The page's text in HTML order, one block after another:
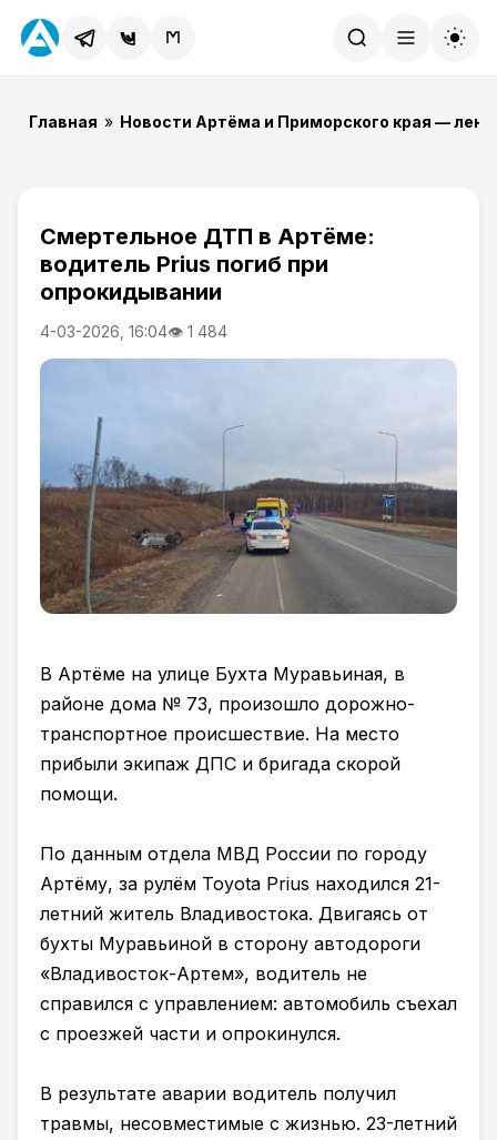
Главная » Новости Артёма и Приморского края —
Смертельное ДТП в Артёме:
водитель Prius погиб при
опрокидывании
4-03-2026, 16:04👁 1 484
В Артёме на улице Бухта Муравьиная, в
районе дома № 73, произошло дорожно-
транспортное происшествие. На место
прибыли экипаж ДПС и бригада скорой
помощи.
По данным отдела МВД России по городу
Артёму, за рулём Toyota Prius находился 21-
летний житель Владивостока. Двигаясь от
бухты Муравьиной в сторону автодороги
«Владивосток-Артем», водитель не
справился с управлением: автомобиль съехал
с проезжей части и опрокинулся.
В результате аварии водитель получил
травмы, несовместимые с жизнью. 23-летний